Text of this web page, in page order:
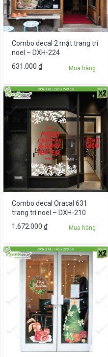
Combo decal 2 mặt trang trí
noel – DXH-224
631.000 ₫ Mua hàng
Combo decal Oracal 631
trang trí noel – DXH-210
1.672.000 ₫ Mua hàng